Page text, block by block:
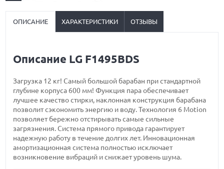
ОПИСАНИЕ ХАРАКТЕРИСТИКИ ОТЗЫВЫ
Описание LG F1495BDS
Загрузка 12 кг! Самый большой барабан при стандартной
глубине корпуса 600 мм! Функция пара обеспечивает
лучшее качество стирки, наклонная конструкция барабана
позволит сэкономить энергию и воду. Технология 6 Motion
позволяет бережно отстирывать самые сильные
загрязнения. Система прямого привода гарантирует
надежную работу в течение долгих лет. Инновационная
амортизационная система полностью исключает
возникновение вибраций и снижает уровень шума.